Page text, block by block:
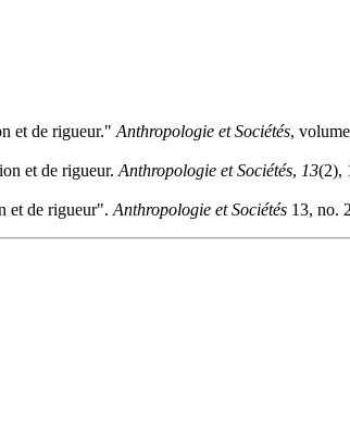
et de rigueur." Anthropologie et Sociétés,
et de rigueur. Anthropologie et Sociétés, 13(2),
et de rigueur". Anthropologie et Sociétés 13, no.